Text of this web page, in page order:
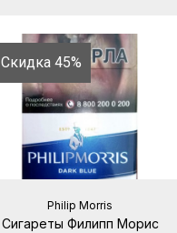
Скидка 45%
Philip Morris
Сигареты Филипп Морис